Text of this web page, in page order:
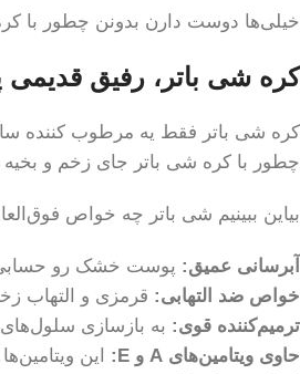
خیلی‌ها دوست دارن بدونن چطور با
کره شی باتر، رفیق
کره شی باتر فقط یه مرطوب کننده
چطور با کره شی باتر جای زخم و
بیاین ببینیم شی باتر چه خواص
آبرسانی عمیق: پوست خشک رو
خواص ضد التهابی: قرمزی و التهاب
ترمیم‌کننده قوی: به بازسازی
حاوی ویتامین‌های A و E:
این